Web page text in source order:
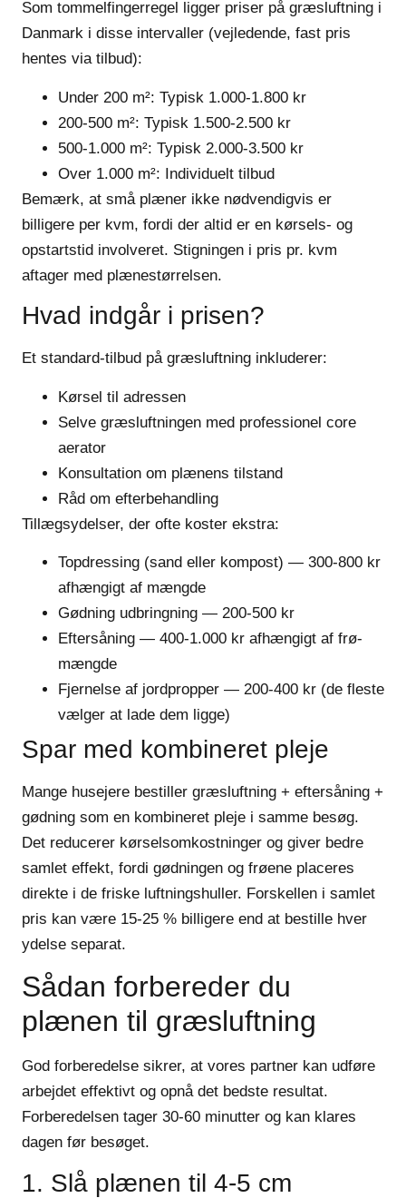
Som tommelfingerregel ligger priser på græsluftning i
Danmark i disse intervaller (vejledende, fast pris
hentes via tilbud):
Under 200 m²: Typisk 1.000-1.800 kr
200-500 m²: Typisk 1.500-2.500 kr
500-1.000 m²: Typisk 2.000-3.500 kr
Over 1.000 m²: Individuelt tilbud
Bemærk, at små plæner ikke nødvendigvis er
billigere per kvm, fordi der altid er en kørsels- og
opstartstid involveret. Stigningen i pris pr. kvm
aftager med plænestørrelsen.
Hvad indgår i prisen?
Et standard-tilbud på græsluftning inkluderer:
Kørsel til adressen
Selve græsluftningen med professionel core
aerator
Konsultation om plænens tilstand
Råd om efterbehandling
Tillægsydelser, der ofte koster ekstra:
Topdressing (sand eller kompost) — 300-800 kr
afhængigt af mængde
Gødning udbringning — 200-500 kr
Eftersåning — 400-1.000 kr afhængigt af frø-
mængde
Fjernelse af jordpropper — 200-400 kr (de fleste
vælger at lade dem ligge)
Spar med kombineret pleje
Mange husejere bestiller græsluftning + eftersåning +
gødning som en kombineret pleje i samme besøg.
Det reducerer kørselsomkostninger og giver bedre
samlet effekt, fordi gødningen og frøene placeres
direkte i de friske luftningshuller. Forskellen i samlet
pris kan være 15-25 % billigere end at bestille hver
ydelse separat.
Sådan forbereder du
plænen til græsluftning
God forberedelse sikrer, at vores partner kan udføre
arbejdet effektivt og opnå det bedste resultat.
Forberedelsen tager 30-60 minutter og kan klares
dagen før besøget.
1. Slå plænen til 4-5 cm